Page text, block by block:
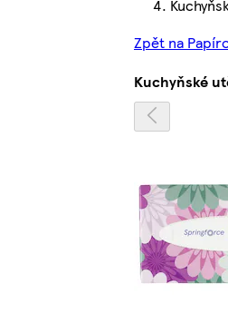
Zpět na
Kuchyňské